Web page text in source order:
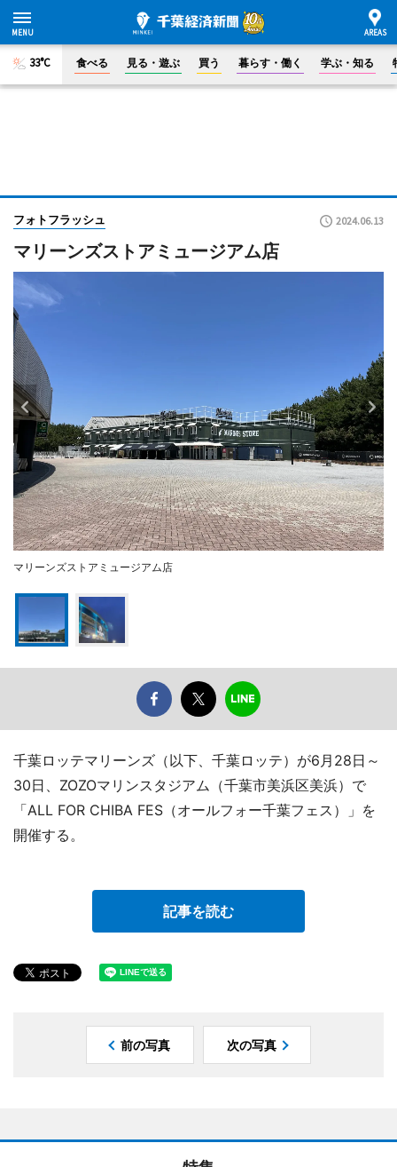
33°C 食べる 見る・遊ぶ 買う 暮らす・働く 学ぶ・知る
フォトフラッシュ 2024.06.13
マリーンズストアミュージアム店
マリーンズストアミュージアム店
千葉ロッテマリーンズ（以下、千葉ロッテ）が6月28日～
30日、ZOZOマリンスタジアム（千葉市美浜区美浜）で
「ALL FOR CHIBA FES（オールフォー千葉フェス）」を
開催する。
記事を読む
前の写真 次の写真